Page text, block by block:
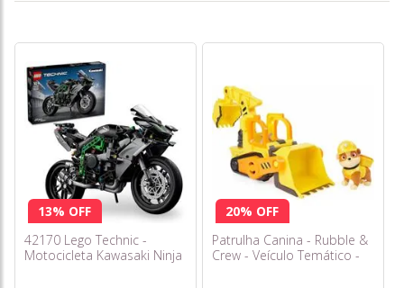
13% OFF
42170 Lego Technic -
Motocicleta Kawasaki Ninja
20% OFF
Patrulha Canina - Rubble &
Crew - Veículo Temático -